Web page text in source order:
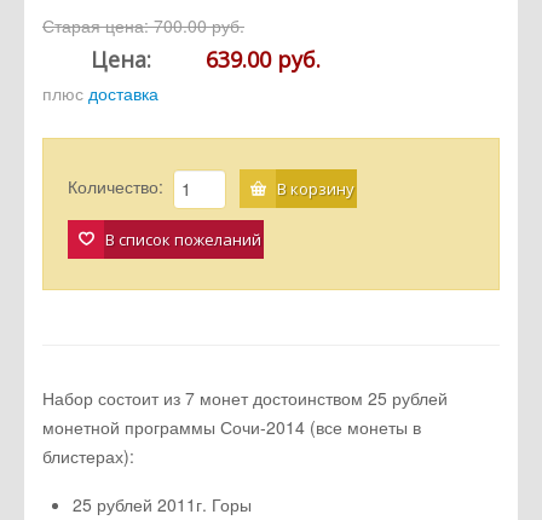
Старая цена:700.00 руб.
Цена: 639.00 руб.
плюс доставка
Количество: В корзину
В список пожеланий
Набор состоит из 7 монет достоинством 25 рублей
монетной программы Сочи-2014 (все монеты в
блистерах):
25 рублей 2011г. Горы